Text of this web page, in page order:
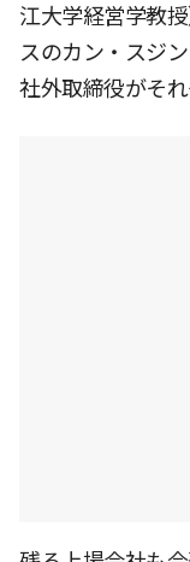
江大学経営学教
スのカン・スジ
社外取締役がそ